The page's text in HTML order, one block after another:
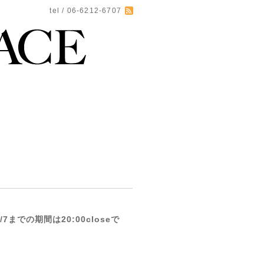
tel / 06-6212-6707
7までの期間は20:00closeで